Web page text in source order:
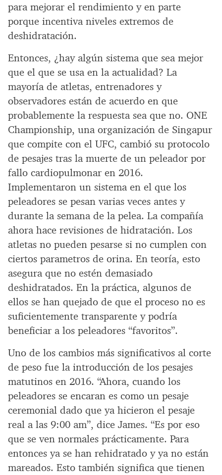
para mejorar el rendimiento y en parte
porque incentiva niveles extremos de
deshidratación.
Entonces, ¿hay algún sistema que sea mejor
que el que se usa en la actualidad? La
mayoría de atletas, entrenadores y
observadores están de acuerdo en que
probablemente la respuesta sea que no. ONE
Championship, una organización de Singapur
que compite con el UFC, cambió su protocolo
de pesajes tras la muerte de un peleador por
fallo cardiopulmonar en 2016.
Implementaron un sistema en el que los
peleadores se pesan varias veces antes y
durante la semana de la pelea. La compañía
ahora hace revisiones de hidratación. Los
atletas no pueden pesarse si no cumplen con
ciertos parametros de orina. En teoría, esto
asegura que no estén demasiado
deshidratados. En la práctica, algunos de
ellos se han quejado de que el proceso no es
suficientemente transparente y podría
beneficiar a los peleadores “favoritos”.
Uno de los cambios más significativos al corte
de peso fue la introducción de los pesajes
matutinos en 2016. “Ahora, cuando los
peleadores se encaran es como un pesaje
ceremonial dado que ya hicieron el pesaje
real a las 9:00 am”, dice James. “Es por eso
que se ven normales prácticamente. Para
entonces ya se han rehidratado y ya no están
mareados. Esto también significa que tienen